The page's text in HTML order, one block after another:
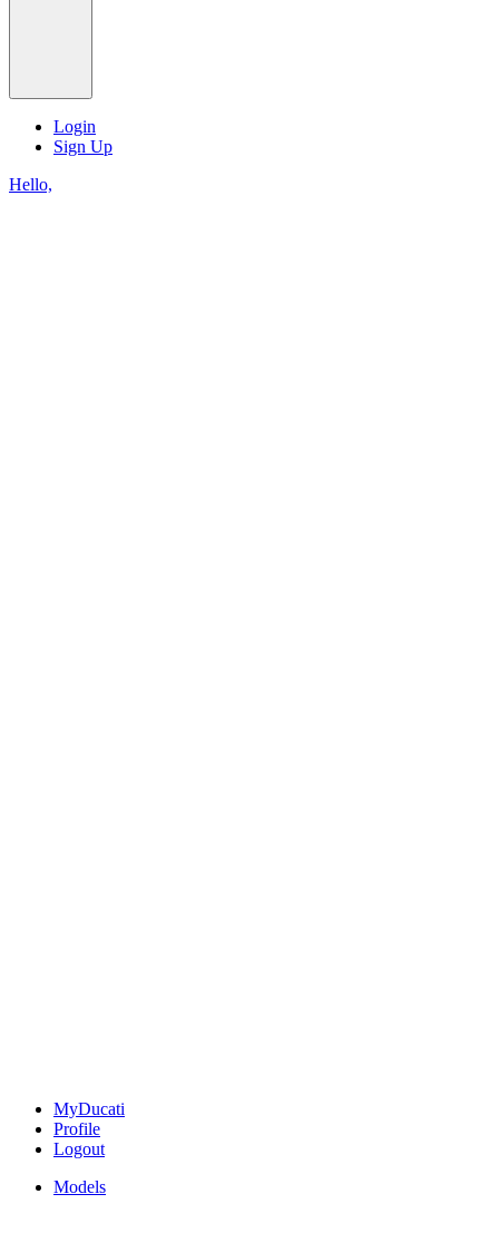
Login
Sign Up
Hello,
MyDucati
Profile
Logout
Models